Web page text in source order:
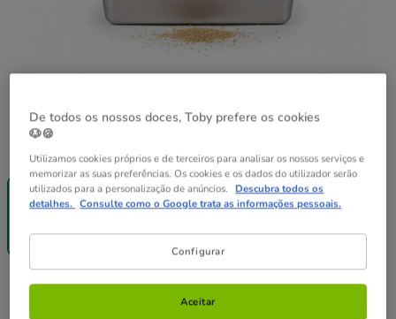
53 x 40 x 31
Entrega
Grátis
49.99€
Preço 49.99€
49.99€
De todos os nossos doces, Toby prefere os cookies
🐶🍪
Utilizamos cookies próprios e de terceiros para analisar os nossos serviços e
memorizar as suas preferências. Os cookies e os dados do utilizador serão
utilizados para a personalização de anúncios. Descubra todos os
detalhes. Consulte como o Google trata as informações pessoais.
Configurar
Aceitar